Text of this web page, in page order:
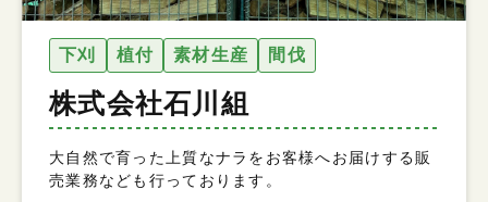
下刈 植付 素材生産 間伐
株式会社石川組
大自然で育った上質なナラをお客様へお届けする販
売業務なども行っております。